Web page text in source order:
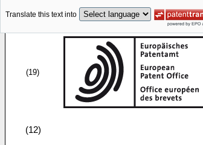
Translate this text into
(19)
(12)